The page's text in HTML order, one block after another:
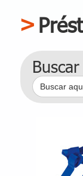
Buscar: